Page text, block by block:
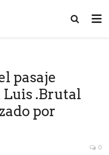
pasaje
Luis .Brutal
por
0